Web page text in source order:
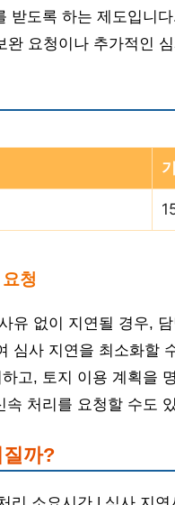
받도록 하는 제도입니
완 요청이나 추가적인
청
유 없이 지연될 경우,
심사 지연을 최소화할
고, 토지 이용 계획을
처리를 요청할 수도
까?